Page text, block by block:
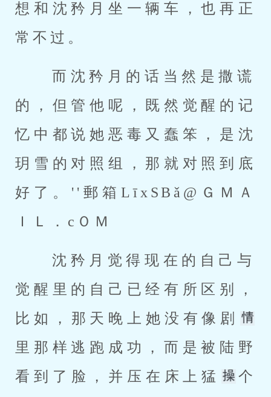
想和沈矜月坐一辆车，也再正
常不过。
的，但管他呢，既然觉醒的记
忆中都说她恶毒又蠢笨，是沈
玥雪的对照组，那就对照到底
好了。''郵箱LīxSBǎ@ＧＭＡ
ＩＬ．cＯＭ
觉醒里的自己已经有所区别，
比如，那天晚上她没有像剧
里那样逃跑成功，而是被陆野
看到了脸，并压在床上猛
个